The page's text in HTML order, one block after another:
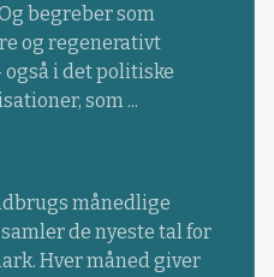
begreber som
og regenerativt
i det politiske
som ...
månedlige
de nyeste tal for
Hver måned giver